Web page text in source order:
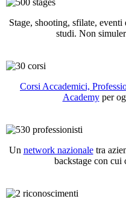
Stage, shooting, sfilate, eventi
studi. Non
Corsi Accademici,
Academyper
Un network nazionaletra
backstage con cui